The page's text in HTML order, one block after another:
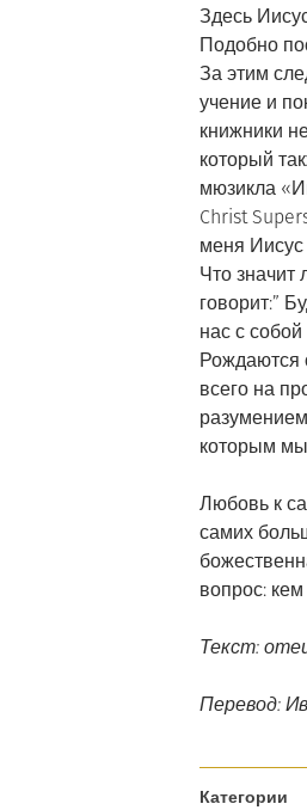
Здесь
Подобно
За этим
учение и
книжники
который
мюзикла
Christ
меня Иисус
Что значит
говорит:”
нас с
Рождаются
всего на
которым
Любовь к
самих
вопрос:
Текст:
Перевод:
Категории